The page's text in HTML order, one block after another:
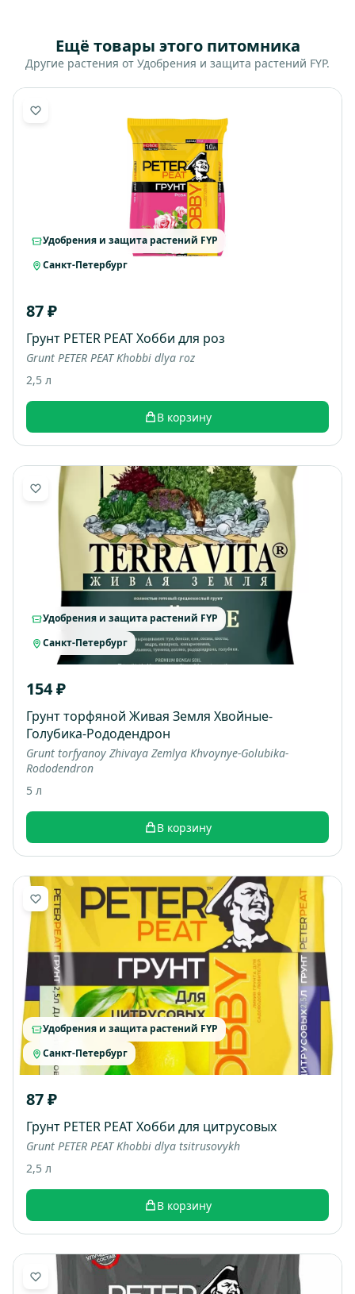
Ещё товары этого питомника
Другие растения от Удобрения и защита растений FYP.
Удобрения и защита растений FYP
Санкт-Петербург
87 ₽
Грунт PETER PEAT Хобби для роз
Grunt PETER PEAT Khobbi dlya roz
2,5 л
В корзину
Удобрения и защита растений FYP
Санкт-Петербург
154 ₽
Грунт торфяной Живая Земля Хвойные-
Голубика-Рододендрон
Grunt torfyanoy Zhivaya Zemlya Khvoynye-Golubika-
Rododendron
5 л
В корзину
Удобрения и защита растений FYP
Санкт-Петербург
87 ₽
Грунт PETER PEAT Хобби для цитрусовых
Grunt PETER PEAT Khobbi dlya tsitrusovykh
2,5 л
В корзину